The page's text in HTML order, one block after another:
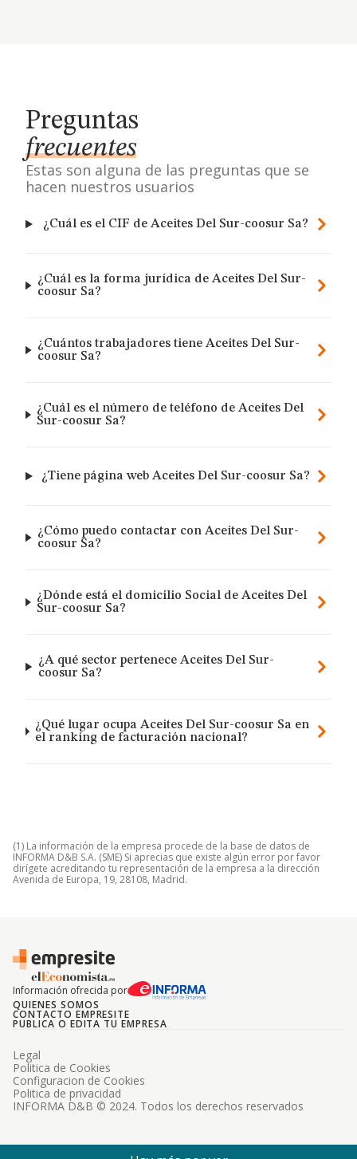
Preguntas
frecuentes
Estas son alguna de las preguntas que se
hacen nuestros usuarios
¿Cuál es el CIF de Aceites Del Sur-coosur Sa?
¿Cuál es la forma jurídica de Aceites Del Sur-
coosur Sa?
¿Cuántos trabajadores tiene Aceites Del Sur-
coosur Sa?
¿Cuál es el número de teléfono de Aceites Del
Sur-coosur Sa?
¿Tiene página web Aceites Del Sur-coosur Sa?
¿Cómo puedo contactar con Aceites Del Sur-
coosur Sa?
¿Dónde está el domicilio Social de Aceites Del
Sur-coosur Sa?
¿A qué sector pertenece Aceites Del Sur-
coosur Sa?
¿Qué lugar ocupa Aceites Del Sur-coosur Sa en
el ranking de facturación nacional?
(1) La información de la empresa procede de la base de datos de
INFORMA D&B S.A. (SME) Si aprecias que existe algún error por favor
dirígete acreditando tu representación de la empresa a la dirección
Avenida de Europa, 19, 28108, Madrid.
Información ofrecida por
QUIENES SOMOS
CONTACTO EMPRESITE
PUBLICA O EDITA TU EMPRESA
INFORMA D&B © 2024. Todos los derechos reservados
Legal
Politica de Cookies
Configuracion de Cookies
Politica de privacidad